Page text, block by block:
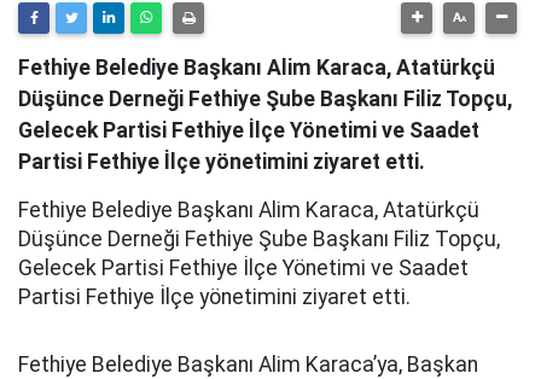
Fethiye Belediye Başkanı Alim Karaca, Atatürkçü
Düşünce Derneği Fethiye Şube Başkanı Filiz Topçu,
Gelecek Partisi Fethiye İlçe Yönetimi ve Saadet
Partisi Fethiye İlçe yönetimini ziyaret etti.
Fethiye Belediye Başkanı Alim Karaca, Atatürkçü
Düşünce Derneği Fethiye Şube Başkanı Filiz Topçu,
Gelecek Partisi Fethiye İlçe Yönetimi ve Saadet
Partisi Fethiye İlçe yönetimini ziyaret etti.
Fethiye Belediye Başkanı Alim Karaca’ya, Başkan